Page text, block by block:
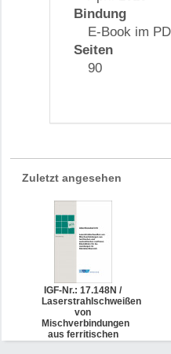
Bindung
E-Book im
Seiten
90
Zuletzt angesehen
IGF-Nr.: 17.148N /
Laserstrahlschweißen
von
Mischverbindungen
aus ferritischen